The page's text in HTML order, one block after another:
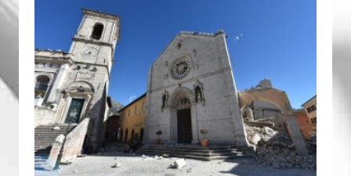
“Chiediamo al Signore di capire ciò che
è buono, giusto e santo per la nostra